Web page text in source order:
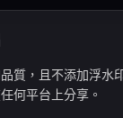
質，且不添加浮水
何平台上分享。